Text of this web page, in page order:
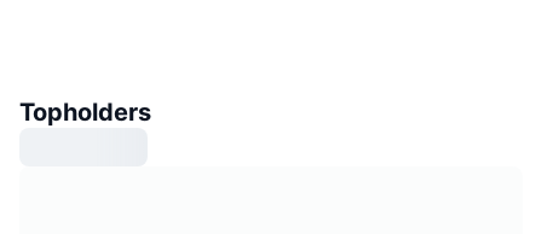
Topholders